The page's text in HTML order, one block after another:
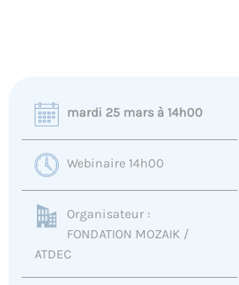
mardi 25 mars à 14h00
Webinaire 14h00
Organisateur :
FONDATION MOZAIK /
ATDEC